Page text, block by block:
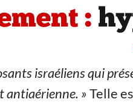
:
israéliens qui
antiaérienne. »Telle